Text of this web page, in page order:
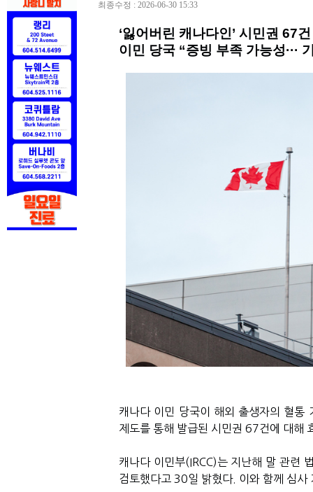
최종수정 : 2026-06-30 15:33
‘잃어버린 캐나다인’ 시민권 67
이민 당국 “증빙 부족 가능성···
캐나다 이민 당국이 해외 출생자의 혈통
제도를 통해 발급된 시민권 67건에 대해
캐나다 이민부(IRCC)는 지난해 말 관련
검토했다고 30일 밝혔다. 이와 함께 심사